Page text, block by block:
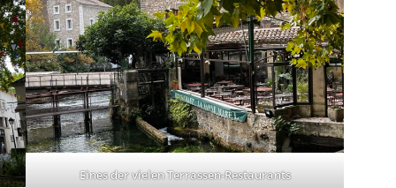
Eines der vielen Terrassen-Restaurants